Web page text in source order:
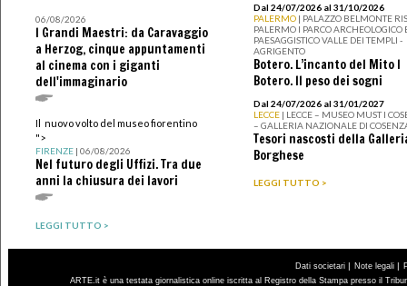
06/08/2026
I Grandi Maestri: da Caravaggio
a Herzog, cinque appuntamenti
al cinema con i giganti
dell'immaginario
Il nuovo volto del museo fiorentino
">
FIRENZE| 06/08/2026
Nel futuro degli Uffizi. Tra due
anni la chiusura dei lavori
LEGGI TUTTO >
Dal 24/07/2026 al 31/10/2026
PALERMO | PALAZZO BELMONTE
PALERMO I PARCO ARCHEOLOGICO
PAESAGGISTICO VALLE DEI TEMPLI -
AGRIGENTO
Botero. L’incanto del Mito I
Botero. Il peso dei sogni
Dal 24/07/2026 al 31/01/2027
LECCE | LECCE – MUSEO MUST I
– GALLERIA NAZIONALE DI
Tesori nascosti della
Borghese
LEGGI TUTTO >
Dati societari | Note legali |
ARTE.it è una testata giornalistica online iscritta al Registro della Stampa presso il